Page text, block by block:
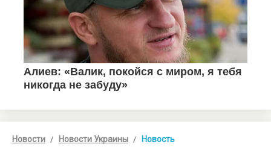
Новости Новости Украины Новость